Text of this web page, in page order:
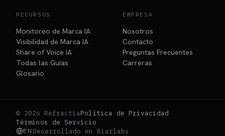
RECURSOS
Monitoreo de Marca IA
Visibilidad de Marca IA
Share of Voice IA
Todas las Guías
Glosario
EMPRESA
Nosotros
Contacto
Preguntas Frecuentes
Carreras
© 2026 RefractiaPolítica de Privacidad
Términos de Servicio
EN Desarrollado en Biarlabs